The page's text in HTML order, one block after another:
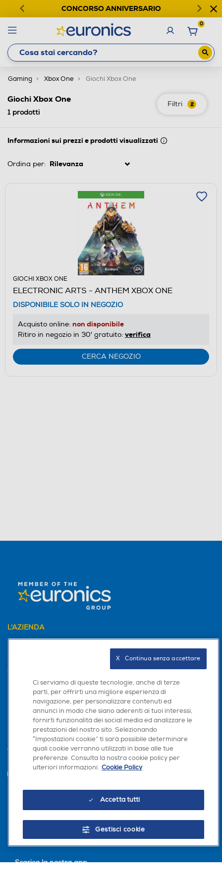
CONCORSO ANNIVERSARIO
0
Gaming Xbox One Giochi Xbox One
Filtri 2
Giochi Xbox One
1prodotti
Informazioni sui prezzi e prodotti visualizzati
Ordina per:
GIOCHI XBOX ONE
ELECTRONIC ARTS - ANTHEM XBOX ONE
DISPONIBILE SOLO IN NEGOZIO
Acquisto online: non disponibile
Ritiro in negozio in 30' gratuito: verifica
CERCA NEGOZIO
L'AZIENDA
AREA CLIENTI
PRIVACY
Trova negozio
Seguici sui social
Scarica la nostra app
Ci serviamo di queste tecnologie, anche di terze
parti, per offrirti una migliore esperienza di
navigazione, per personalizzare contenuti ed
annunci in modo che siano aderenti ai tuoi interessi,
fornirti funzionalità dei social media ed analizzare le
prestazioni del nostro sito. Selezionando
“Impostazioni cookie” ti sarà possibile determinare
quali cookie verranno utilizzati in base alle tue
preferenze. Consulta la nostra cookie policy per
ulteriori informazioni. Cookie Policy
Accetta tutti
Gestisci cookie
X   Continua senza accettare